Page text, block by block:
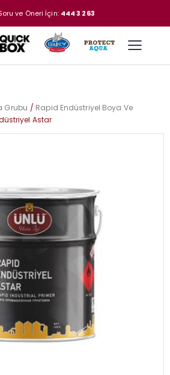
ve Öneri İçin: 444 3 263
Grubu
Rapid Endüstriyel Boya Ve
Astar